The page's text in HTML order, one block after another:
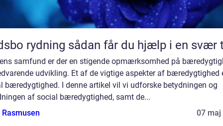
Dødsbo rydning sådan får du hjælp i en
samfund er der en stigende opmærksomhed på
udvikling. Et af de vigtige aspekter af bæredygtighed
bæredygtighed. I denne artikel vil vi udforske betydningen og
af social bæredygtighed, samt de...
07 maj